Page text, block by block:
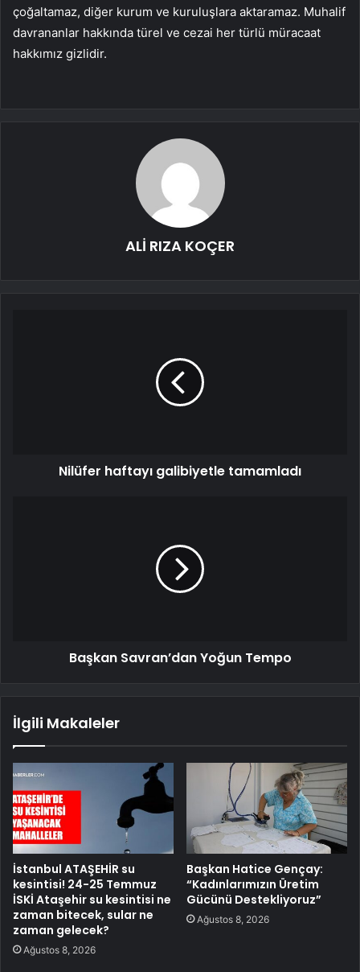
çoğaltamaz, diğer kurum ve kuruluşlara aktaramaz. Muhalif
davrananlar hakkında türel ve cezai her türlü müracaat
hakkımız gizlidir.
ALİ RIZA KOÇER
Nilüfer haftayı galibiyetle tamamladı
Başkan Savran’dan Yoğun Tempo
İlgili Makaleler
İstanbul ATAŞEHİR su
kesintisi! 24-25 Temmuz
İSKİ Ataşehir su kesintisi ne
zaman bitecek, sular ne
zaman gelecek?
Ağustos 8, 2026
Başkan Hatice Gençay:
“Kadınlarımızın Üretim
Gücünü Destekliyoruz”
Ağustos 8, 2026